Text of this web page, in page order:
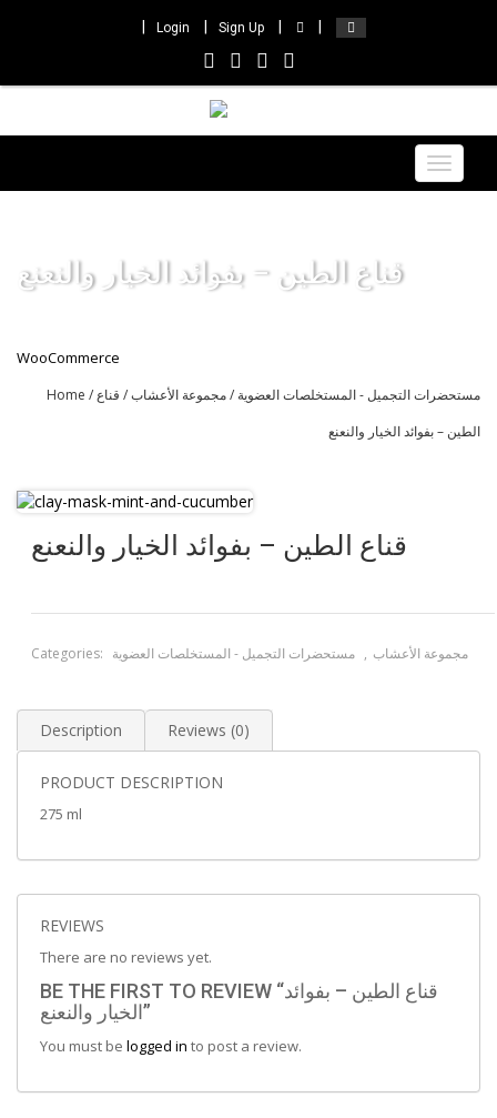
Login Sign Up
Toggle
قناع الطين – بفوائد الخيار والنعنع
WooCommerce
Home / مستحضرات التجميل - المستخلصات العضوية /مجموعة الأعشاب/ قناع
الطين – بفوائد الخيار والنعنع
قناع الطين – بفوائد الخيار والنعنع
Categories: مجموعة الأعشاب , مستحضرات التجميل - المستخلصات العضوية
Description Reviews (0)
PRODUCT DESCRIPTION
275 ml
REVIEWS
There are no reviews yet.
BE THE FIRST TO REVIEW “قناع الطين – بفوائد
الخيار والنعنع”
You must be logged in to post a review.